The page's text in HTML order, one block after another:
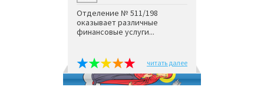
Отделение № 511/198
оказывает различные
финансовые услуги...
читать далее